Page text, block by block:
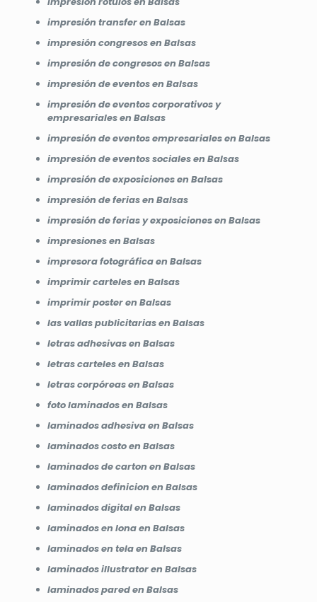
impresión transfer en Balsas
impresión congresos en Balsas
impresión de congresos en Balsas
impresión de eventos en Balsas
impresión de eventos corporativos y
empresariales en Balsas
impresión de eventos empresariales en Balsas
impresión de eventos sociales en Balsas
impresión de exposiciones en Balsas
impresión de ferias en Balsas
impresión de ferias y exposiciones en Balsas
impresiones en Balsas
impresora fotográfica en Balsas
imprimir carteles en Balsas
imprimir poster en Balsas
las vallas publicitarias en Balsas
letras adhesivas en Balsas
letras carteles en Balsas
letras corpóreas en Balsas
foto laminados en Balsas
laminados adhesiva en Balsas
laminados costo en Balsas
laminados de carton en Balsas
laminados definicion en Balsas
laminados digital en Balsas
laminados en lona en Balsas
laminados en tela en Balsas
laminados illustrator en Balsas
laminados pared en Balsas